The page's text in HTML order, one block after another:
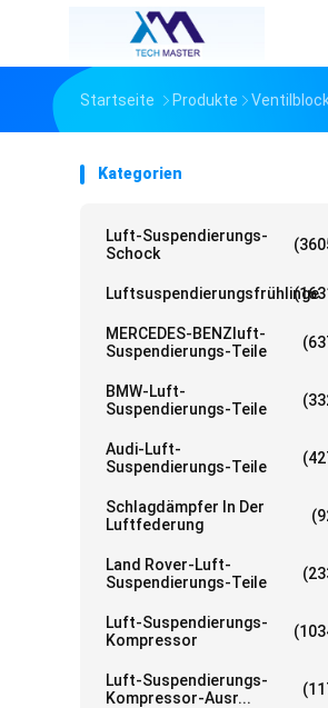
Startseite Produkte
Kategorien
Luft-Suspendierungs-
Schock
Luftsuspendierungsfrühlinge
MERCEDES-BENZluft-
Suspendierungs-Teile
BMW-Luft-
Suspendierungs-Teile
Audi-Luft-
Suspendierungs-Teile
Schlagdämpfer In Der
Luftfederung
Land Rover-Luft-
Suspendierungs-Teile
Luft-Suspendierungs-
Kompressor
Luft-Suspendierungs-
Kompressor-Ausr...